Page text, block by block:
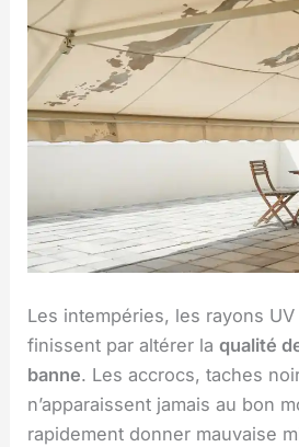
Les intempéries, les rayons
finissent par altérer laqualité
banne. Les accrocs, taches
n’apparaissent jamais au bon
rapidement donner mauvaise